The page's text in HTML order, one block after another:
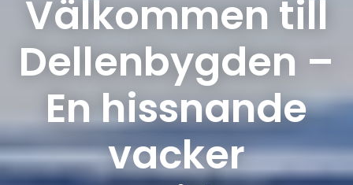
Välkommen till
Dellenbygden –
En hissnande
vacker